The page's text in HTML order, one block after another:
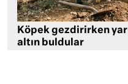
Köpek gezdirirken
altın buldular